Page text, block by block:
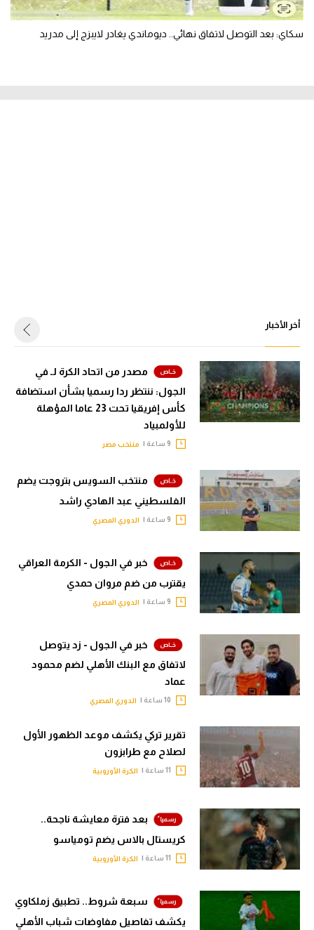
سكاي: بعد التوصل لاتفاق نهائي.. ديوماندي يغادر لايبزج إلى مدريد
أخر الأخبار
مصدر من اتحاد الكرة لـ في
الجول: ننتظر ردا رسميا بشأن استضافة
كأس إفريقيا تحت 23 عاما المؤهلة
للأولمبياد
منتخب مصر
منتخب السويس بتروجت يضم
الفلسطيني عبد الهادي راشد
الدوري المصري
خبر في الجول - الكرمة العراقي
يقترب من ضم مروان حمدي
الدوري المصري
خبر في الجول - زد يتوصل
لاتفاق مع البنك الأهلي لضم محمود
عماد
الدوري المصري
تقرير تركي يكشف موعد الظهور الأول
لصلاح مع طرابزون
الكرة الأوروبية
بعد فترة معايشة ناجحة..
كريستال بالاس يضم تومياسو
الكرة الأوروبية
سبعة شروط.. تطبيق زملكاوي
يكشف تفاصيل مفاوضات شباب الأهلي